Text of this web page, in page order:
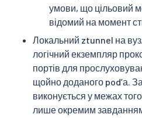
умови, що цільовий
відомий на момент
Локальний ztunnel на
логічний екземпляр
портів для
щойно доданого podʼа.
виконується у межах
лише окремим завданням